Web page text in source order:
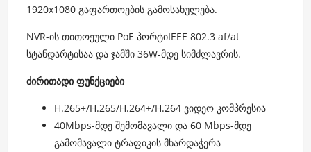
1920x1080 გაფართოების გამოსახულება.
NVR-ის თითოეული PoE პორტიIEEE 802.3 af/at
სტანდარტისაა და ჯამში 36W-მდე სიმძლავრის.
ძირითადი ფუნქციები
H.265+/H.265/H.264+/H.264 ვიდეო კომპრესია
40Mbps-მდე შემომავალი და 60 Mbps-მდე
გამომავალი ტრაფიკის მხარდაჭერა